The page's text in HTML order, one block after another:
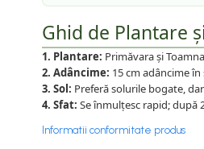
Vita de vie
De masa
Pentru vin
Ghid de Plantare
1. Plantare: Primăvara și
2. Adâncime: 15 cm adâncime
3. Sol: Preferă solurile bogate,
4. Sfat: Se înmulțesc rapid; după
Informatii conformitate produs